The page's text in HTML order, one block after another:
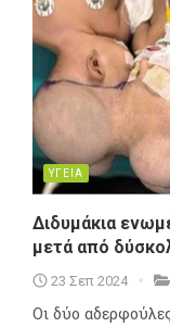
ΥΓΕΙΑ
Διδυμάκια
μετά από
23 Σεπ 2024
Οι δύο